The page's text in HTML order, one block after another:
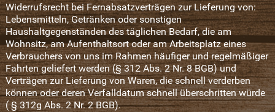
Widerrufsrecht bei Fernabsatzverträgen zur Lieferung von:
Lebensmitteln, Getränken oder sonstigen
Haushaltgegenständen des täglichen Bedarf, die am
Wohnsitz, am Aufenthaltsort oder am Arbeitsplatz eines
Verbrauchers von uns im Rahmen häufiger und regelmäßiger
Fahrten geliefert werden (§ 312 Abs. 2 Nr. 8 BGB) und
Verträgen zur Lieferung von Waren, die schnell verderben
können oder deren Verfalldatum schnell überschritten würde
( § 312g Abs. 2 Nr. 2 BGB).